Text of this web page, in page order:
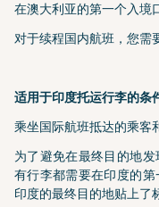
在澳大利亚的第一个入境
对于续程国内航班，您需
适用于印度托运行李的条
乘坐国际航班抵达的乘客
为了避免在最终目的地
有行李都需要在印度的
印度的最终目的地贴上了